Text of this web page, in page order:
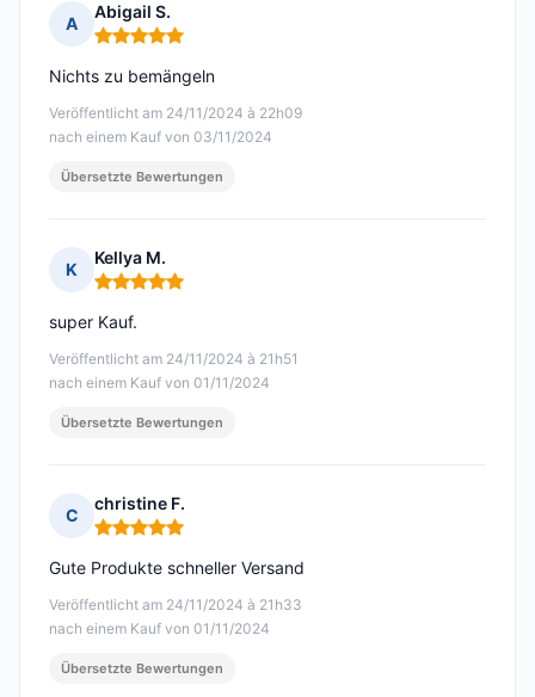
A
Abigail S.
Hinweis: 5 von 5
Veröffentlicht am 24/11/2024 à 22h09
nach einem Kauf von 03/11/2024
Nichts zu bemängeln
Übersetzte Bewertungen
K
Kellya M.
Hinweis: 5 von 5
Veröffentlicht am 24/11/2024 à 21h51
nach einem Kauf von 01/11/2024
super Kauf.
Übersetzte Bewertungen
C
christine F.
Hinweis: 5 von 5
Veröffentlicht am 24/11/2024 à 21h33
nach einem Kauf von 01/11/2024
Gute Produkte schneller Versand
Übersetzte Bewertungen